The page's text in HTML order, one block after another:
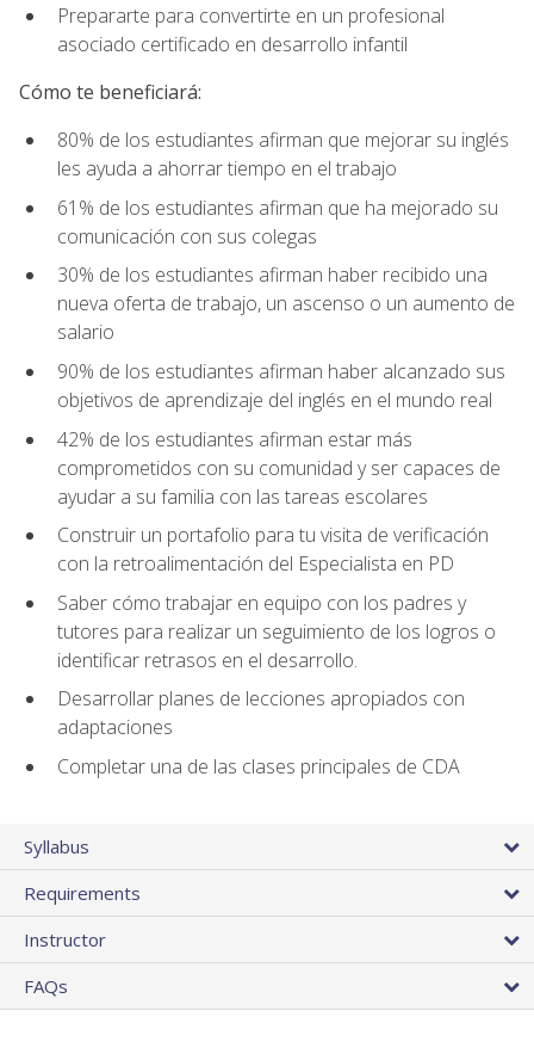
Prepararte para convertirte en un profesional
asociado certificado en desarrollo infantil
Cómo te beneficiará:
80% de los estudiantes afirman que mejorar su inglés
les ayuda a ahorrar tiempo en el trabajo
61% de los estudiantes afirman que ha mejorado su
comunicación con sus colegas
30% de los estudiantes afirman haber recibido una
nueva oferta de trabajo, un ascenso o un aumento de
salario
90% de los estudiantes afirman haber alcanzado sus
objetivos de aprendizaje del inglés en el mundo real
42% de los estudiantes afirman estar más
comprometidos con su comunidad y ser capaces de
ayudar a su familia con las tareas escolares
Construir un portafolio para tu visita de verificación
con la retroalimentación del Especialista en PD
Saber cómo trabajar en equipo con los padres y
tutores para realizar un seguimiento de los logros o
identificar retrasos en el desarrollo.
Desarrollar planes de lecciones apropiados con
adaptaciones
Completar una de las clases principales de CDA
Syllabus
Requirements
Instructor
FAQs